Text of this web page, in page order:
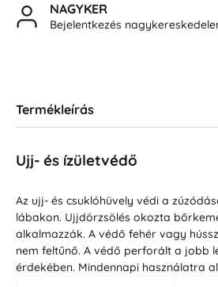
NAGYKER
Bejelentkezés
Termékleírás
Ujj- és ízületvédő
Az ujj- és csuklóhüvely védi a
lábakon. Ujjdörzsölés okozta
alkalmazzák. A védő fehér vagy
nem feltűnő. A védő perforált a jobb
érdekében. Mindennapi használatra